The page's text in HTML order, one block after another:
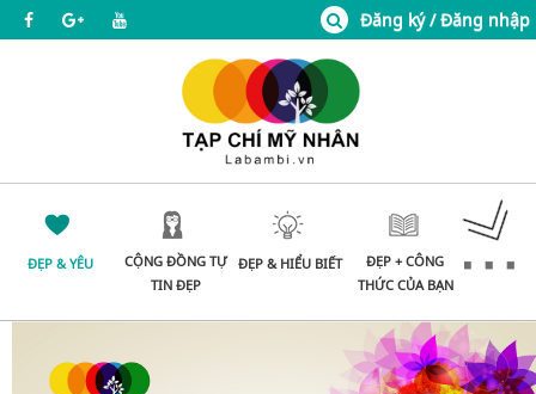
Đăng ký / Đăng nhập
ĐẸP & YÊU
CỘNG ĐỒNG TỰ
TIN ĐẸP
ĐẸP & HIỂU BIẾT
ĐẸP + CÔNG
THỨC CỦA BẠN